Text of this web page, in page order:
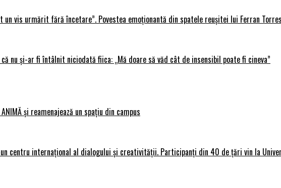
un vis urmărit fără încetare”. Povestea emoționantă din spatele reușitei lui Ferran
nu și-ar fi întâlnit niciodată fiica: „Mă doare să văd cât de insensibil poate fi cineva”
și reamenajează un spațiu din campus
centru internațional al dialogului și creativității. Participanți din 40 de țări vin la